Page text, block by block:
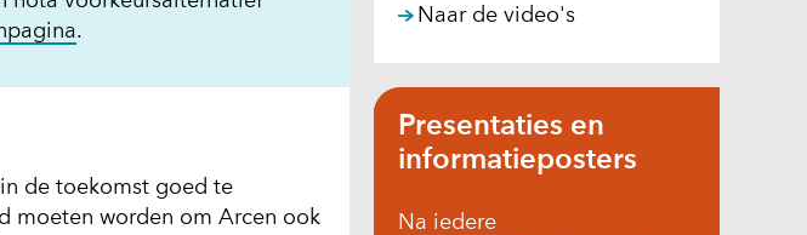
.
de toekomst goed te
moeten worden om Arcen ook
Naar de video's
Presentaties en
informatieposters
Na iedere